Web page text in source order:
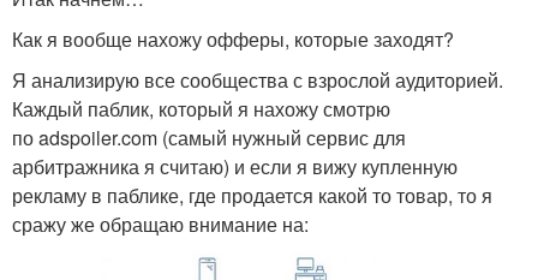
Как я вообще нахожу офферы, которые заходят?
Я анализирую все сообщества с взрослой аудиторией.
Каждый паблик, который я нахожу смотрю
по adspoiler.com (самый нужный сервис для
арбитражника я считаю) и если я вижу купленную
рекламу в паблике, где продается какой то товар, то я
сражу же обращаю внимание на: